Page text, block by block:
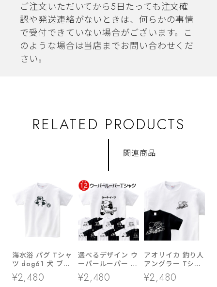
ご注文いただいてから5日たっても注文確
認や発送連絡がないときは、何らかの事情
で受付できていない場合がございます。こ
のような場合は当店までお問い合わせくだ
さい。
RELATED PRODUCTS
関連商品
海水浴 パグ Tシャ
ツ dog61 犬 ブヒ
パグ 好き 服 ゆる
い イラスト
¥2,480
選べるデザイン ウ
ーパールーパー T
シャツ am99 両生
類 アニマル
¥2,480
アオリイカ 釣り人
アングラー Tシャ
ツ rf28 あおりい
か ルアーフィッシ
¥2,480